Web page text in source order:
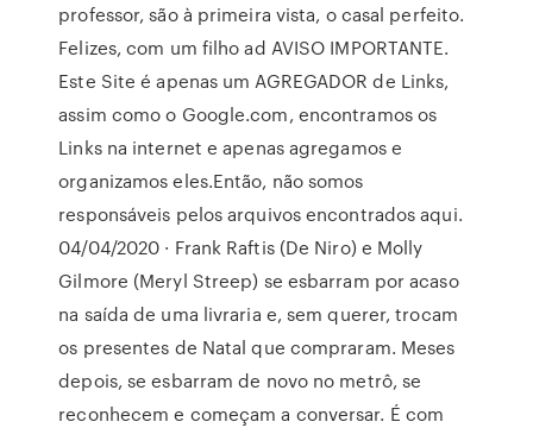
professor, são à primeira vista, o casal perfeito.
Felizes, com um filho ad AVISO IMPORTANTE.
Este Site é apenas um AGREGADOR de Links,
assim como o Google.com, encontramos os
Links na internet e apenas agregamos e
organizamos eles.Então, não somos
responsáveis pelos arquivos encontrados aqui.
04/04/2020 · Frank Raftis (De Niro) e Molly
Gilmore (Meryl Streep) se esbarram por acaso
na saída de uma livraria e, sem querer, trocam
os presentes de Natal que compraram. Meses
depois, se esbarram de novo no metrô, se
reconhecem e começam a conversar. É com